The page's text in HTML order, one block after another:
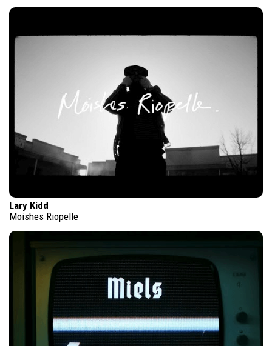
Lary Kidd
Moishes Riopelle